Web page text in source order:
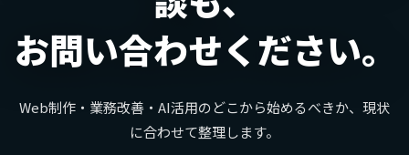
お問い合わせください。
Web制作・業務改善・AI活用のどこから始めるべきか、現状
に合わせて整理します。